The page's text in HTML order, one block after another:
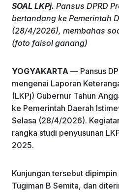
c
e
b
o
k
k
e
dI
at
s
p
e
SOAL LKPj. Pansus DPRD
bertandang ke Pemerintah
(28/4/2026), membahas
(foto faisol ganang)
YOGYAKARTA — Pansus
mengenai Laporan
(LKPj) Gubernur Tahun
ke Pemerintah Daerah
Selasa (28/4/2026).
rangka studi penyusunan
2025.
Kunjungan tersebut dipimpin
Tugiman B Semita, dan